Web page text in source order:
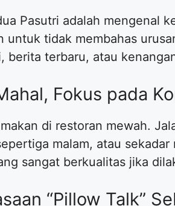
Pasutri adalah mengenal
untuk tidak membahas
berita terbaru, atau
Fokus pada
di restoran mewah.
malam, atau
sangat berkualitas jika
“Pillow Talk”